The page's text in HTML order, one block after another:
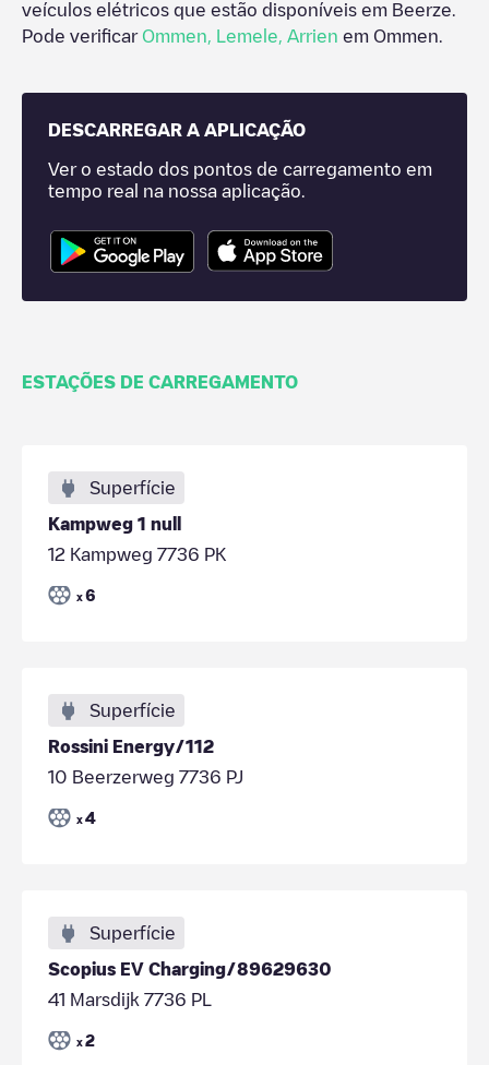
veículos elétricos que estão disponíveis em Beerze
Pode verificar Ommen Lemele Arrien em Ommen
DESCARREGAR A APLICAÇÃO
Ver o estado dos pontos de carregamento em
tempo real na nossa aplicação.
ESTAÇÕES DE CARREGAMENTO
Superfície
Kampweg 1 null
12 Kampweg 7736 PK
x 6
Superfície
Rossini Energy/112
10 Beerzerweg 7736 PJ
x 4
Superfície
Scopius EV Charging/89629630
41 Marsdijk 7736 PL
x 2